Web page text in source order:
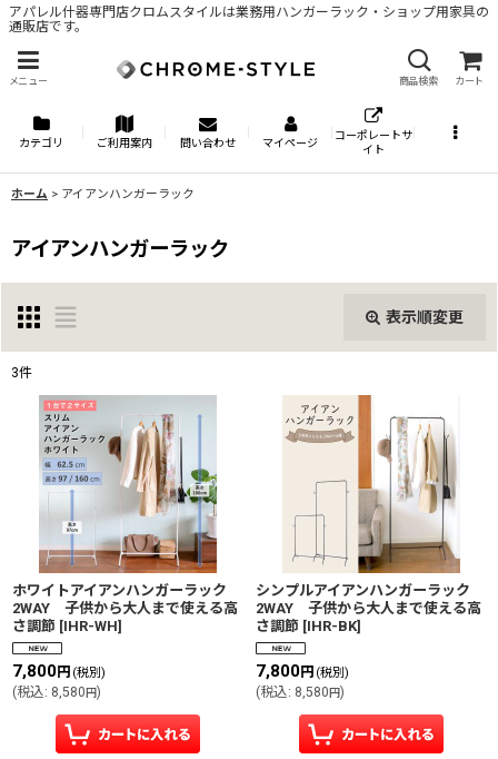
アパレル什器専門店クロムスタイルは業務用ハンガーラック・ショップ用家具の
通販店です。
メニュー 商品検索 カート
カテゴリ ご利用案内 問い合わせ マイページ
コーポレートサ
イト
ホーム > アイアンハンガーラック
アイアンハンガーラック
表示順変更
表示数:
並び順:
3件
ホワイトアイアンハンガーラック
2WAY 子供から大人まで使える高
さ調節 [IHR-WH]
7,800円 (税別)
(税込: 8,580円)
シンプルアイアンハンガーラック
2WAY 子供から大人まで使える高
さ調節 [IHR-BK]
7,800円 (税別)
(税込: 8,580円)